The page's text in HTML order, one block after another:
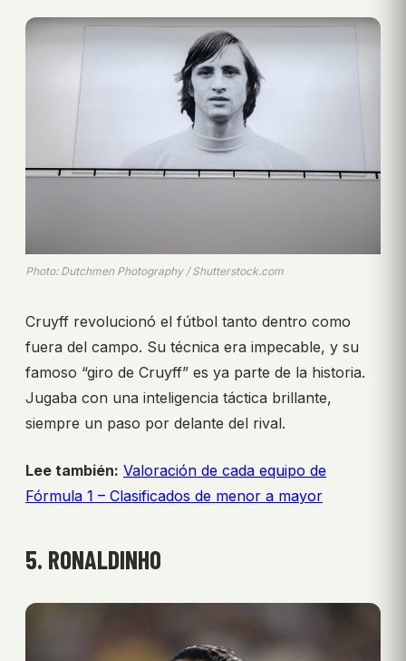
Photo: Dutchmen Photography / Shutterstock.com
Cruyff revolucionó el fútbol tanto dentro como
fuera del campo. Su técnica era impecable, y su
famoso “giro de Cruyff” es ya parte de la historia.
Jugaba con una inteligencia táctica brillante,
siempre un paso por delante del rival.
Lee también: Valoración de cada equipo de
Fórmula 1 – Clasificados de menor a mayor
5. RONALDINHO